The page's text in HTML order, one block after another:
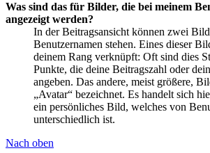
Was sind das für Bilder, die bei meinem
angezeigt werden?
In der Beitragsansicht können zwei
Benutzernamen stehen. Eines dieser
deinem Rang verknüpft: Oft sind dies
Punkte, die deine Beitragszahl oder
angeben. Das andere, meist größere,
„Avatar“ bezeichnet. Es handelt sich
ein persönliches Bild, welches von
unterschiedlich ist.
Nach oben